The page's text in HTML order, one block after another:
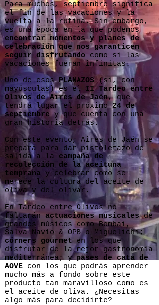
Para muchos, septiembre significa
el fin de las vacaciones y la
vuelta a la rutina. Sin embargo,
es una época en la que podemos
encontrar momentos y planes de
celebración que nos garanticen
seguir disfrutando como si las
vacaciones fueran infinitas.
Uno de esosPLANAZOS(sí, con
mayúsculas) es el II Tardeo entre
Olivos de Aires de Jaén, que
tendrá lugar el próximo24 de
septiembrey que cuenta con una
gran historia detrás.
Con este evento, Aires de Jaén se
prepara para dar pistoletazo de
salida a la campaña de
recolección de la aceituna
temprana y celebrar como se
merece la cultura del aceite de
oliva y del olivar.
En Tardeo entre Olivos no
faltarán actuaciones musicalesde
grandes músicos como Bombai,
Salva Navío & OPB o Miguelichi;
córners gourmet en los que
disfrutar de la mejor gastronomía
mediterránea; ypases de cata de
AOVE con los que podrás aprender
mucho más a fondo sobre este
producto tan maravilloso como es
el aceite de oliva. ¿Necesitas
algo más para decidirte?